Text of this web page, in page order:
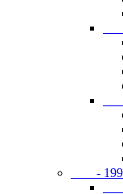
-
-
- 1990
-